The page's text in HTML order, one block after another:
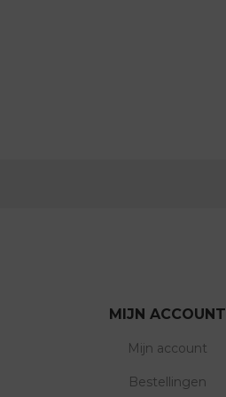
MIJN ACCOUNT
Mijn account
Bestellingen